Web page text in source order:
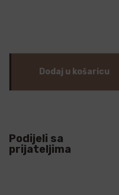
Dodaj u košaricu
Podijeli sa
prijateljima